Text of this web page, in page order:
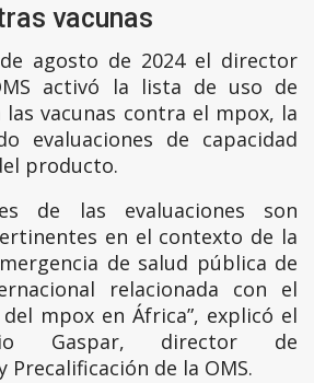
vacunas
agosto de 2024 el director
activó la lista de uso de
vacunas contra el mpox, la
evaluaciones de capacidad
producto.
de las evaluaciones son
en el contexto de la
de salud pública de
relacionada con el
mpox en África”, explicó el
Gaspar, director de
Precalificación de la OMS.